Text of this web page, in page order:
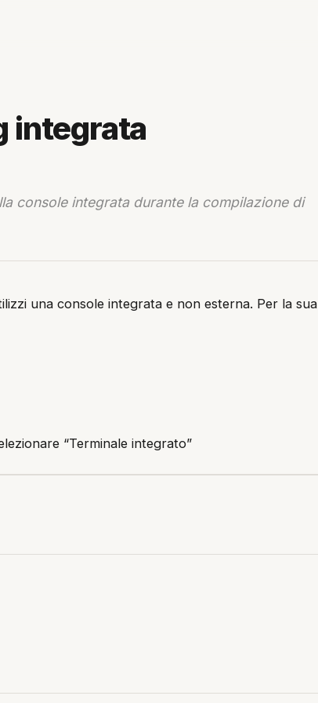
integrata
console integrata durante la compilazione di
una console integrata e non esterna. Per la sua
“Terminale integrato”